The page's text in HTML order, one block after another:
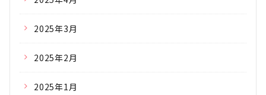
2025年3月
2025年2月
2025年1月